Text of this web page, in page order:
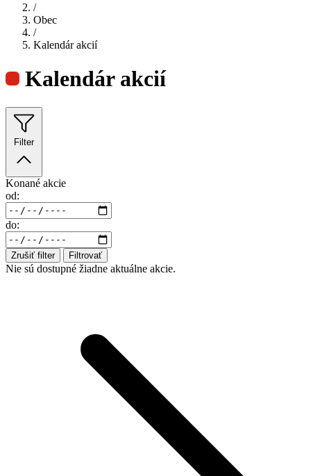
/
Obec
/
Kalendár akcií
Kalendár akcií
Filter
Konané akcie
od:
do:
Zrušiť filter Filtrovať
Nie sú dostupné žiadne aktuálne akcie.